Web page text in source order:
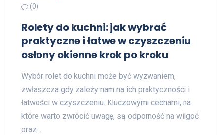
(0)
Rolety do kuchni: jak wybrać
praktyczne i łatwe w czyszczeniu
osłony okienne krok po kroku
Wybór rolet do kuchni może być wyzwaniem,
zwłaszcza gdy zależy nam na ich praktyczności i
łatwości w czyszczeniu. Kluczowymi cechami, na
które warto zwrócić uwagę, są odporność na wilgoć
oraz…